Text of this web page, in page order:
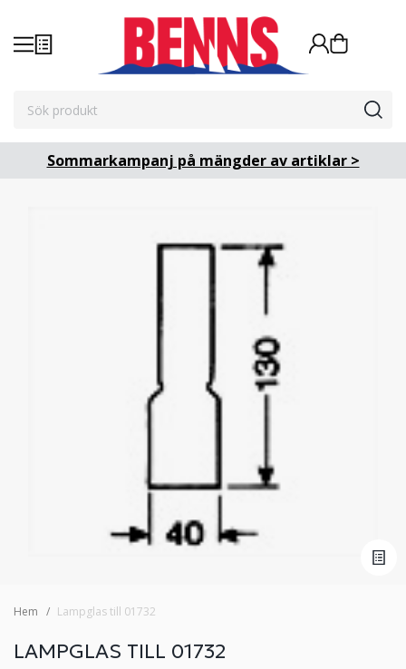
Sommarkampanj på mängder av artiklar >
Hem Lampglas till 01732
LAMPGLAS TILL 01732